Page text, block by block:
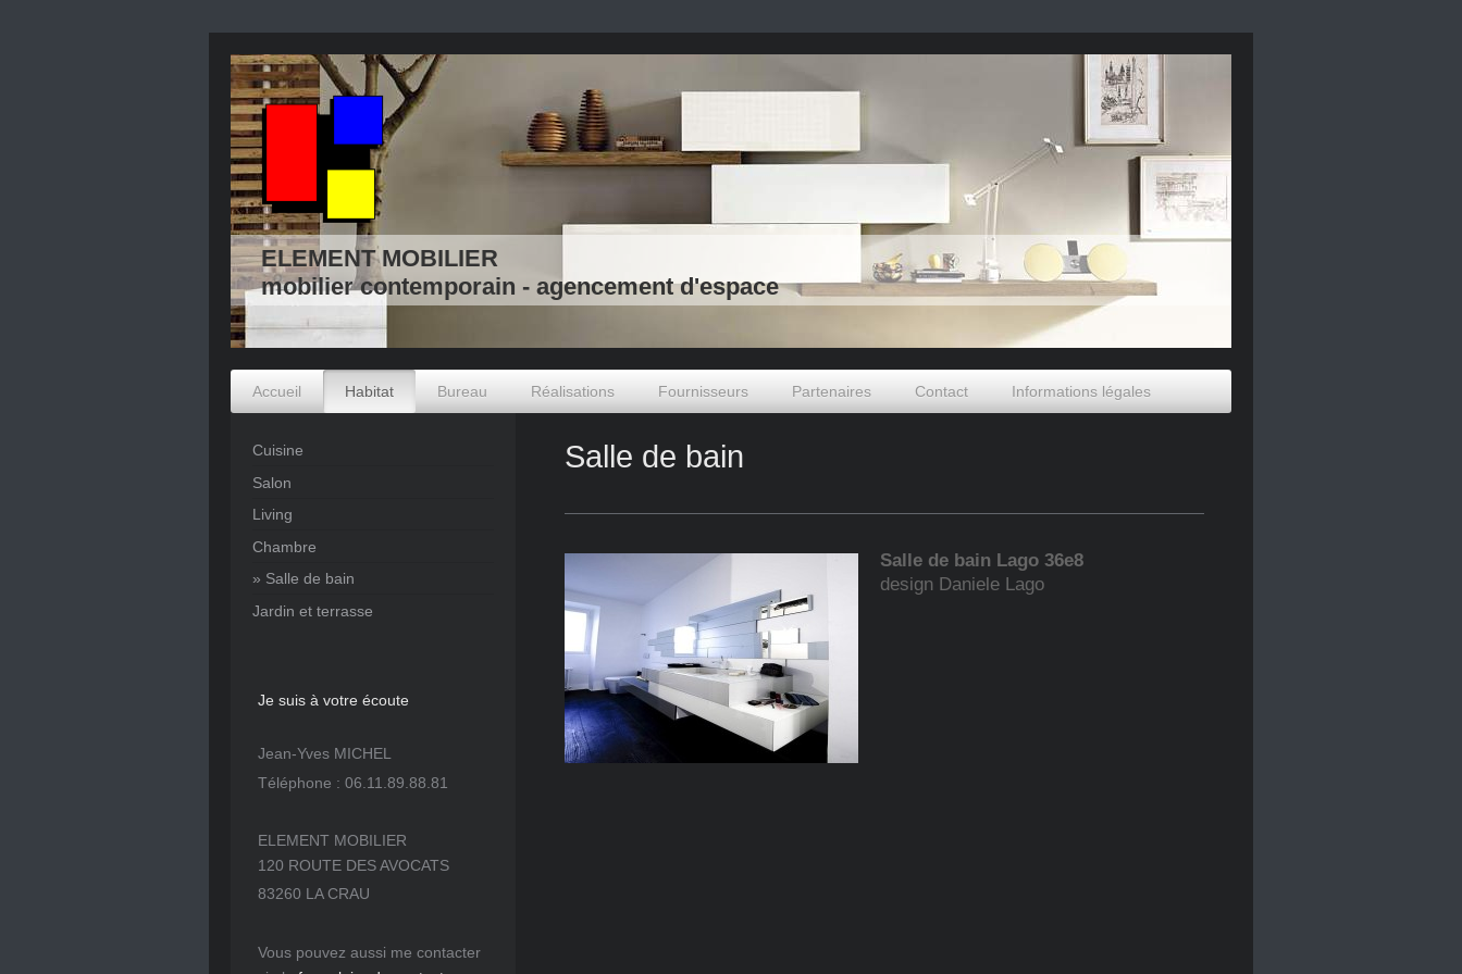
ELEMENT MOBILIER
mobilier contemporain - agencement d'espace
Accueil Habitat Bureau Réalisations Fournisseurs Partenaires Contact Informations légales
Salle de bain
Salle de bain Lago 36e8
design Daniele Lago
Cuisine
Salon
Living
Chambre
Salle de bain
Jardin et terrasse
Je suis à votre écoute
Jean-Yves MICHEL
Téléphone : 06.11.89.88.81
ELEMENT MOBILIER
120 ROUTE DES AVOCATS
83260 LA CRAU
Vous pouvez aussi me contacter